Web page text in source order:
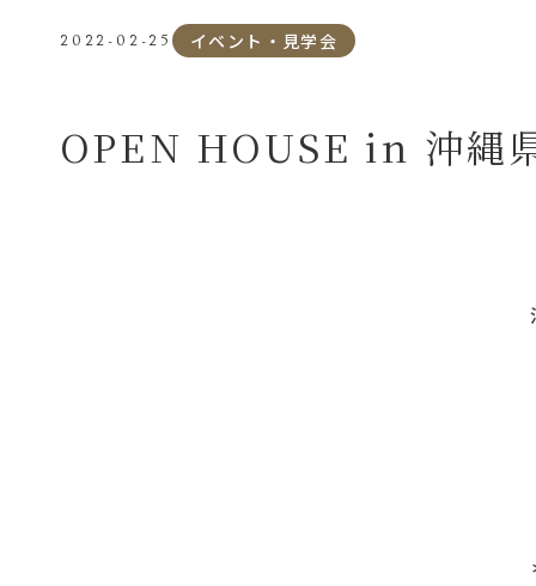
2022-02-25 イベント・見学会
OPEN HOUSE in 沖縄